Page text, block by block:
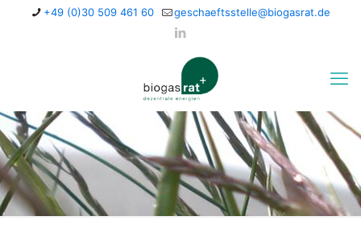
+49 (0)30 509 461 60 geschaeftsstelle@biogasrat.de